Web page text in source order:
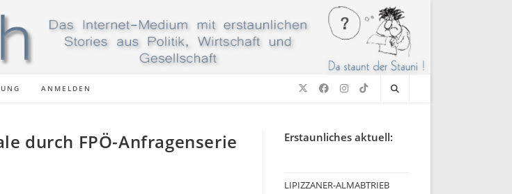
ANMELDEN
durch FPÖ-Anfragenserie
Erstaunliches aktuell:
LIPIZZANER-ALMABTRIEB